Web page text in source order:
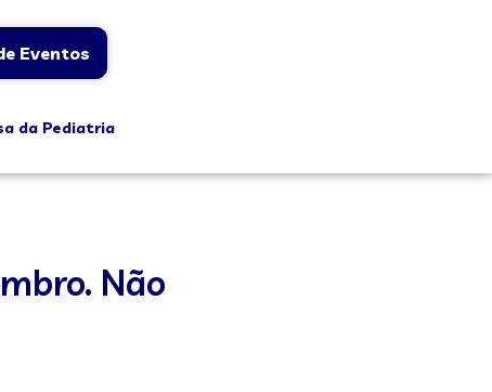
Eventos
da Pediatria
Não